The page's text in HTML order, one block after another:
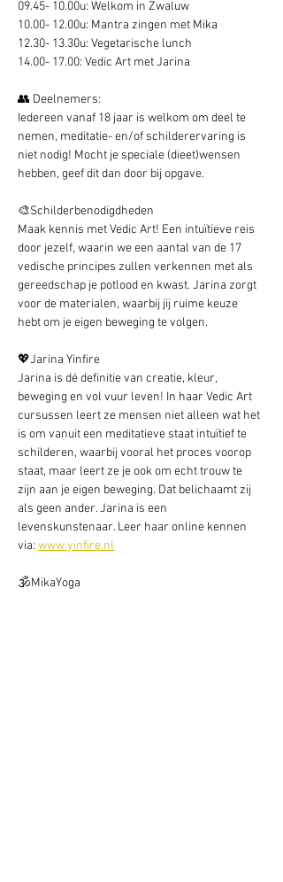
09.45- 10.00u: Welkom in Zwaluw
10.00- 12.00u: Mantra zingen met Mika
12.30- 13.30u: Vegetarische lunch
14.00- 17.00: Vedic Art met Jarina
👥 Deelnemers:
Iedereen vanaf 18 jaar is welkom om deel te
nemen, meditatie- en/of schilderervaring is
niet nodig! Mocht je speciale (dieet)wensen
hebben, geef dit dan door bij opgave.
🎨Schilderbenodigdheden
Maak kennis met Vedic Art! Een intuïtieve reis
door jezelf, waarin we een aantal van de 17
vedische principes zullen verkennen met als
gereedschap je potlood en kwast. Jarina zorgt
voor de materialen, waarbij jij ruime keuze
hebt om je eigen beweging te volgen.
💖Jarina Yinfire
Jarina is dé definitie van creatie, kleur,
beweging en vol vuur leven! In haar Vedic Art
cursussen leert ze mensen niet alleen wat het
is om vanuit een meditatieve staat intuïtief te
schilderen, waarbij vooral het proces voorop
staat, maar leert ze je ook om echt trouw te
zijn aan je eigen beweging. Dat belichaamt zij
als geen ander. Jarina is een
levenskunstenaar. Leer haar online kennen
via: www.yinfire.nl
🕉️MikaYoga